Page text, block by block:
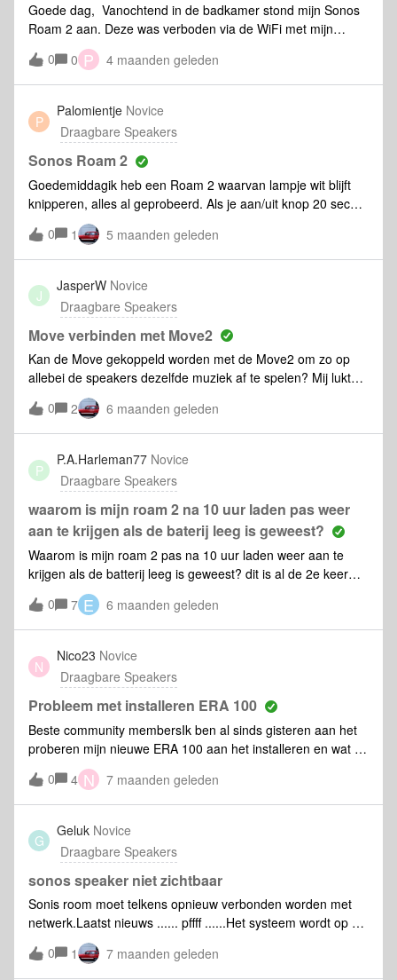
Goede dag, Vanochtend in de badkamer stond mijn Sonos
Roam 2 aan. Deze was verboden via de WiFi met mijn
streamingsdienst. Gebruik soms de Roam 2 's ochtend max
een kwartiertje.Tijdens het douchen begon plotseling de
Sonos Roam 2 een onheilspellend geluid te maken,
vergelijkbaar met een boorhamer welke door de muur heen
kwam, en dan op de maximale volume van de Roam 2. Het
uitzetten tijdens de herrie leek wel uren te duren. Pffff...Komt
dit vaker voor?Zo ja, hoop ik dat Sonos zsm met een
oplossing komt !!!Zeer onaangename ervaring !
0 0 P 4 maanden geleden
P
Palomientje Novice
Draagbare Speakers
Sonos Roam 2
Goedemiddagik heb een Roam 2 waarvan lampje wit blijft
knipperen, alles al geprobeerd. Als je aan/uit knop 20 sec
vast houdt gaat lampje uit en gaat onder power lamp even
rood branden. Dat gaat even daarna weer uit en dan begint
witte lamp weer te knipperen. Ook in de app niet zichtbaar
ook niet als ik hem naast de router zet. Wie kan me helpen?
0 1 5 maanden geleden
J
JasperW Novice
Draagbare Speakers
Move verbinden met Move2
Kan de Move gekoppeld worden met de Move2 om zo op
allebei de speakers dezelfde muziek af te spelen? Mij lukt
het iig niet.Ook op de Sonos app krijg ik niet allebei de
apparaten in dezelfde afspeelgroep, er kan maar 1 van de 2
gekoppeld worden in de app, de andere is niet meer
zichtbaar...
0 2 6 maanden geleden
P
P.A.Harleman77 Novice
Draagbare Speakers
waarom is mijn roam 2 na 10 uur laden pas weer
aan te krijgen als de baterij leeg is geweest?
Waarom is mijn roam 2 pas na 10 uur laden weer aan te
krijgen als de batterij leeg is geweest? dit is al de 2e keer
dat ik hem lang moet laden voor huj weer aan te krijgen is.
0 7 E 6 maanden geleden
N
Nico23 Novice
Draagbare Speakers
Probleem met installeren ERA 100
Beste community membersIk ben al sinds gisteren aan het
proberen mijn nieuwe ERA 100 aan het installeren en wat op
1-2-3 klaar zou moeten zijn, lukt voor geen meter. Heb
ondertussen al een paar keer het Sonos apparaat
heropgestart maar ik krijg steeds hetzelfde probleem.Bij het
installeren van de app lukt het perfect om de ERA 100 te
detecteren, pas als ik wil verbinden met mijn Orange WIFI
netwerk gaat het mis. Ik geef mijn WIFI code is en dan blij ik
maar kijken naar de boodschap “ERA 100 wordt verbonden
met Orange”. Na een tijdje stopt dat dan en krijg ik de
melding “Je ERA 100 is toegevoegd maar verschijnt mogelijk
niet in je Systeem. Haal in dat geval de steker uit het
stopcontact en stopt hem er dan weer in om het installeren
0 4 N 7 maanden geleden
G
Geluk Novice
Draagbare Speakers
sonos speaker niet zichtbaar
Sonis room moet telkens opnieuw verbonden worden met
netwerk.Laatst nieuws ...... pffff ......Het systeem wordt op dit
moment zelfs niet gezien.
0 1 7 maanden geleden